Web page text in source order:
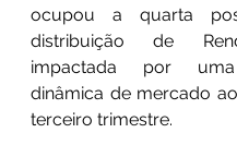
ocupou a quarta
distribuição de
impactada por
dinâmica de mercado
terceiro trimestre.